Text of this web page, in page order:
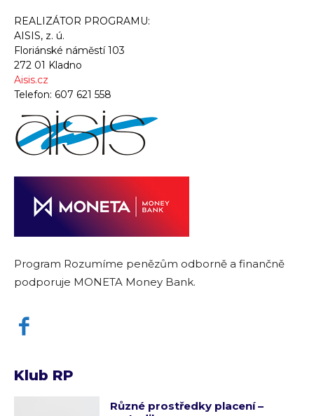
REALIZÁTOR PROGRAMU:
AISIS, z. ú.
Floriánské náměstí 103
272 01 Kladno
Aisis.cz
Telefon: 607 621 558
Program Rozumíme penězům odborně a finančně
podporuje MONETA Money Bank.
Klub RP
Různé prostředky placení –